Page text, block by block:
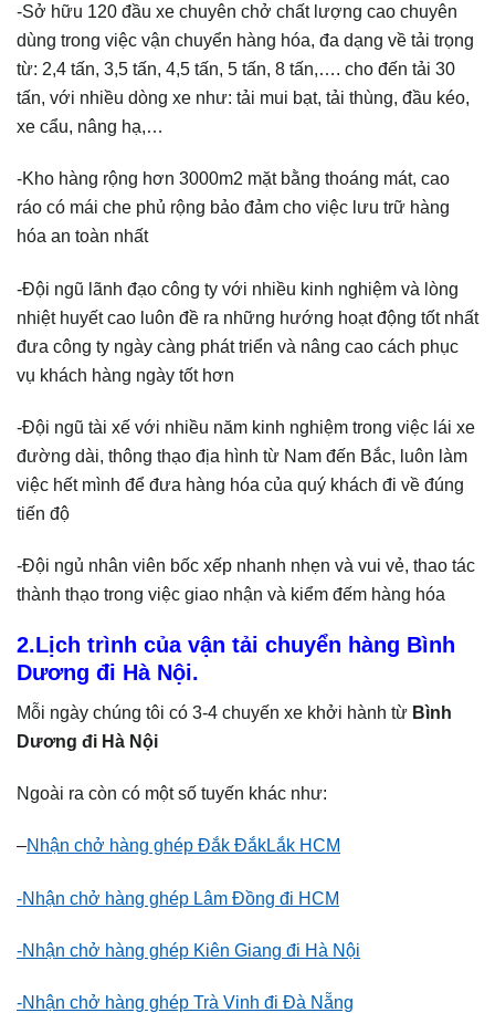
-Sở hữu 120 đầu xe chuyên chở chất lượng cao chuyên
dùng trong việc vận chuyển hàng hóa, đa dạng về tải trọng
từ: 2,4 tấn, 3,5 tấn, 4,5 tấn, 5 tấn, 8 tấn,…. cho đến tải 30
tấn, với nhiều dòng xe như: tải mui bạt, tải thùng, đầu kéo,
xe cẩu, nâng hạ,…
-Kho hàng rộng hơn 3000m2 mặt bằng thoáng mát, cao
ráo có mái che phủ rộng bảo đảm cho việc lưu trữ hàng
hóa an toàn nhất
-Đội ngũ lãnh đạo công ty với nhiều kinh nghiệm và lòng
nhiệt huyết cao luôn đề ra những hướng hoạt động tốt nhất
đưa công ty ngày càng phát triển và nâng cao cách phục
vụ khách hàng ngày tốt hơn
-Đội ngũ tài xế với nhiều năm kinh nghiệm trong việc lái xe
đường dài, thông thạo địa hình từ Nam đến Bắc, luôn làm
việc hết mình để đưa hàng hóa của quý khách đi về đúng
tiến độ
-Đội ngủ nhân viên bốc xếp nhanh nhẹn và vui vẻ, thao tác
thành thạo trong việc giao nhận và kiểm đếm hàng hóa
2.Lịch trình của vận tải chuyển hàng Bình
Dương đi Hà Nội.
Mỗi ngày chúng tôi có 3-4 chuyến xe khởi hành từ Bình
Dương đi Hà Nội
Ngoài ra còn có một số tuyến khác như:
–Nhận chở hàng ghép Đắk ĐắkLắk HCM
-Nhận chở hàng ghép Lâm Đồng đi HCM
-Nhận chở hàng ghép Kiên Giang đi Hà Nội
-Nhận chở hàng ghép Trà Vinh đi Đà Nẵng